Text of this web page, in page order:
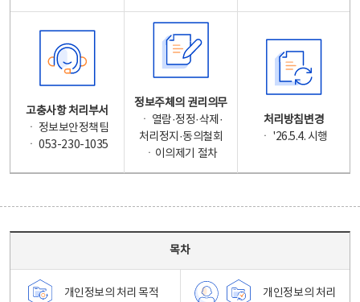
고충사항 처리부서
ㆍ 정보보안정책팀
ㆍ 053-230-1035
정보주체의 권리의무
ㆍ 열람·정정·삭제·
처리정지·동의철회
ㆍ이의제기 절차
처리방침변경
ㆍ '26.5.4. 시행
목차
개인정보의 처리 목적
개인정보의 처리